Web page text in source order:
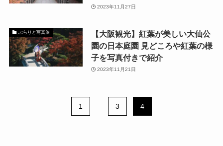
2023年11月27日
ぶらりと写真旅
【大阪観光】紅葉が美しい大仙公
園の日本庭園 見どころや紅葉の様
子を写真付きで紹介
2023年11月21日
1 ... 3 4